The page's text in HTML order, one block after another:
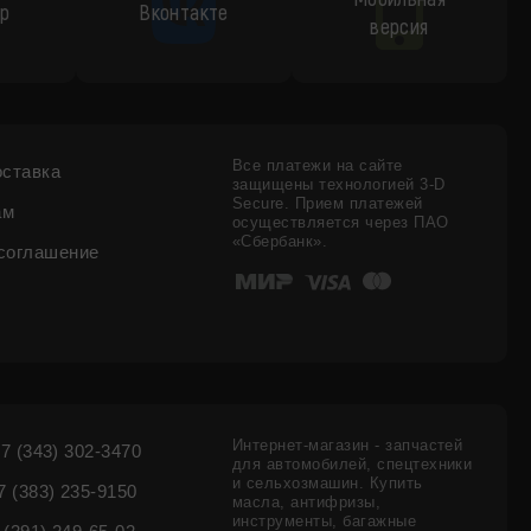
Вконтакте
версия
Все платежи на сайте
защищены технологией 3-D
Secure. Прием платежей
осуществляется через ПАО
«Сбербанк».
(343) 302-3470
(383) 235-9150
Интернет-магазин - запчастей
для автомобилей, спецтехники
и сельхозмашин. Купить
масла, антифризы,
инструменты, багажные